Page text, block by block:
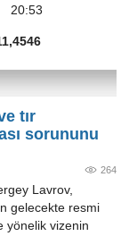
20:53
tır
sorununu
264
Lavrov,
gelecekte resmi
yönelik vizenin